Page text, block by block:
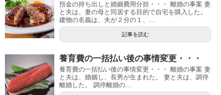
預金の持ち出しと婚姻費用分担・・・ 離婚の事案 妻
と夫は、妻の母と同居する目的で自宅を購入した。
建物の名義は、夫が２分の１、...
記事を読む
養育費の一括払い後の事情変更・・・
養育費の一括払い後の事情変更・・・ 離婚の事案 妻
と夫は、婚姻し、長男が生まれた。 妻と夫は、調停
離婚した。 調停離婚の...